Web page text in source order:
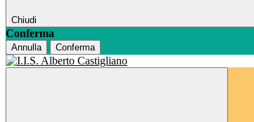
Chiudi
Conferma
Annulla Conferma